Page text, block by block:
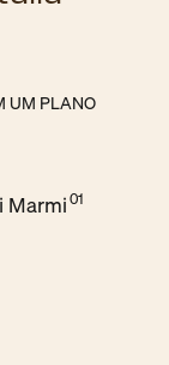
UM PLANO
Marmi